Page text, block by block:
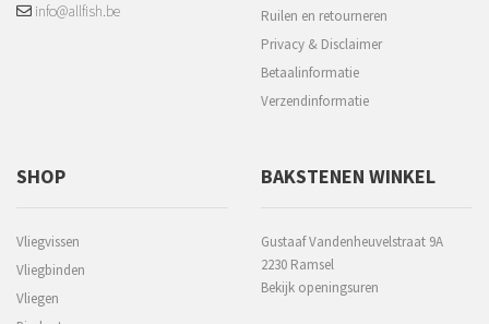
info@allfish.be
Ruilen en retourneren
Privacy & Disclaimer
Betaalinformatie
Verzendinformatie
SHOP
Vliegvissen
Vliegbinden
Vliegen
BAKSTENEN WINKEL
Gustaaf Vandenheuvelstraat 9A
2230 Ramsel
Bekijk openingsuren